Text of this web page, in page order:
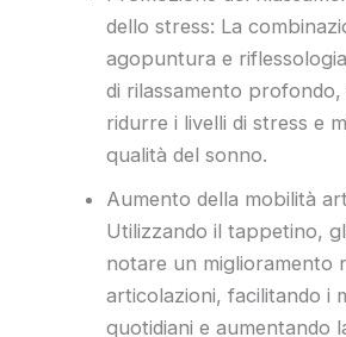
dello stress: La
agopuntura e
di rilassamento
ridurre i livelli di stress e
qualità del sonno.
Aumento della mobilità
Utilizzando il tappetino,
notare un miglioramento
articolazioni, facilitando i
quotidiani e aumentando